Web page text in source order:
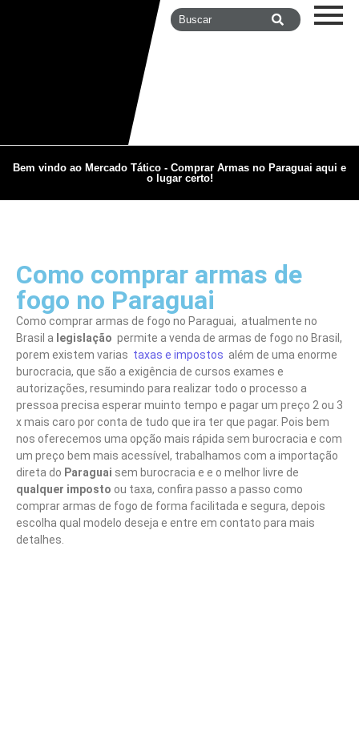
Bem vindo ao Mercado Tático - Comprar Armas no Paraguai aqui e
o lugar certo!
Como comprar armas de
fogo no Paraguai
Como comprar armas de fogo no Paraguai, atualmente no
Brasil a legislação permite a venda de armas de fogo no Brasil,
porem existem varias taxas e impostos além de uma enorme
burocracia, que são a exigência de cursos exames e
autorizações, resumindo para realizar todo o processo a
pressoa precisa esperar muinto tempo e pagar um preço 2 ou 3
x mais caro por conta de tudo que ira ter que pagar. Pois bem
nos oferecemos uma opção mais rápida sem burocracia e com
um preço bem mais acessível, trabalhamos com a importação
direta do Paraguai sem burocracia e e o melhor livre de
qualquer imposto ou taxa, confira passo a passo como
comprar armas de fogo de forma facilitada e segura, depois
escolha qual modelo deseja e entre em contato para mais
detalhes.